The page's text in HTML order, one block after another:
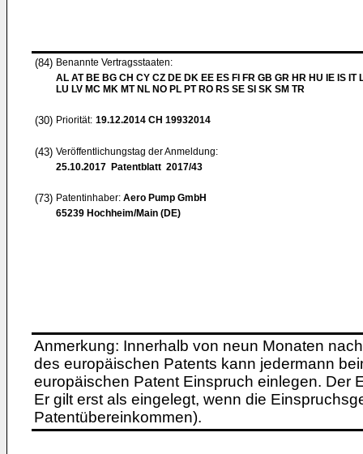
(84) Benannte Vertragsstaaten:
AL AT BE BG CH CY CZ DE DK EE ES FI FR GB GR HR HU IE IS IT
LU LV MC MK MT NL NO PL PT RO RS SE SI SK SM TR
(30) Priorität: 19.12.2014 CH 19932014
(43) Veröffentlichungstag der Anmeldung:
25.10.2017 Patentblatt 2017/43
(73) Patentinhaber: Aero Pump GmbH
65239 Hochheim/Main (DE)
Anmerkung: Innerhalb von neun Monaten
des europäischen Patents kann jedermann
europäischen Patent Einspruch einlegen. Der
Er gilt erst als eingelegt, wenn die
Patentübereinkommen).